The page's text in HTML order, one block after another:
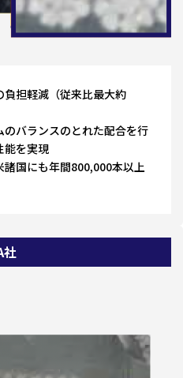
負担軽減（従来比最大約
のバランスのとれた配合を行
能を実現
諸国にも年間800,000本以上
社